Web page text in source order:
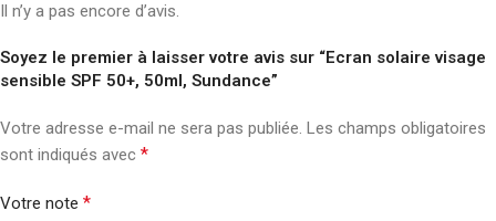
Il n’y a pas encore d’avis.
Soyez le premier à laisser votre avis sur “Ecran solaire visage
sensible SPF 50+, 50ml, Sundance”
Votre adresse e-mail ne sera pas publiée. Les champs obligatoires
sont indiqués avec *
Votre note *